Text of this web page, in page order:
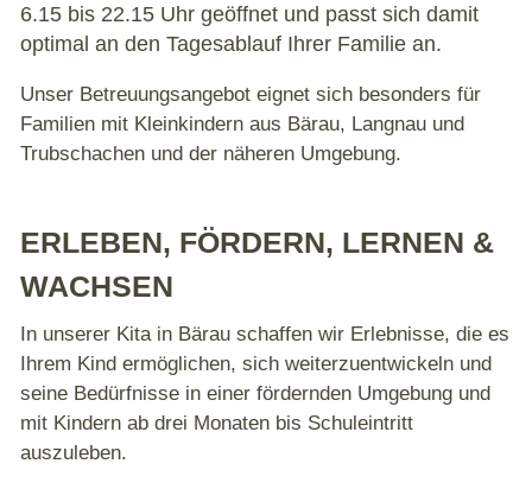
6.15 bis 22.15 Uhr geöffnet und passt sich damit
optimal an den Tagesablauf Ihrer Familie an.
Unser Betreuungsangebot eignet sich besonders für
Familien mit Kleinkindern aus Bärau, Langnau und
Trubschachen und der näheren Umgebung.
ERLEBEN, FÖRDERN, LERNEN &
WACHSEN
In unserer Kita in Bärau schaffen wir Erlebnisse, die es
Ihrem Kind ermöglichen, sich weiterzuentwickeln und
seine Bedürfnisse in einer fördernden Umgebung und
mit Kindern ab drei Monaten bis Schuleintritt
auszuleben.